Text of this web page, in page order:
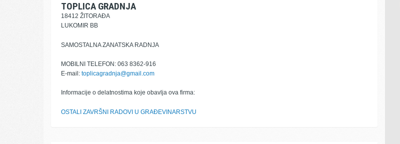
TOPLICA GRADNJA
18412 ŽITORAĐA
LUKOMIR BB
SAMOSTALNA ZANATSKA RADNJA
MOBILNI TELEFON: 063 8362-916
E-mail: toplicagradnja@gmail.com
Informacije o delatnostima koje obavlja ova firma:
OSTALI ZAVRŠNI RADOVI U GRAĐEVINARSTVU